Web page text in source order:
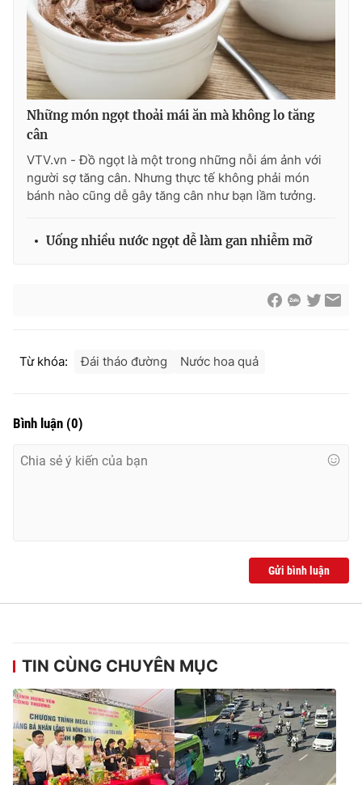
THỜI BÁO VTV
Theo dõi báo trên
Cơ quan chủ quản:Đài Truyền hình Việt Nam
Giấy phép hoạt động báo in và báo điện tử số 483/GP-BTTTT
Nguyễn Thị Mỹ Hạnh, Phạm Quốc Thắng,
Ðiện thoại Thời báo VTV:
024.66 897 897
Liên hệ quảng cáo:
thuận bằng văn bản. Ghi rõ nguồn VTV.vn khi phát hành lại
thông tin từ website này.
Những món ngọt thoải mái ăn mà không lo tăng
cân
VTV.vn - Đồ ngọt là một trong những nỗi ám ảnh với
người sợ tăng cân. Nhưng thực tế không phải món
bánh nào cũng dễ gây tăng cân như bạn lầm tưởng.
Uống nhiều nước ngọt dễ làm gan nhiễm mỡ
Từ khóa: Đái tháo đường Nước hoa quả
Bình luận (0)
Gửi bình luận
TIN CÙNG CHUYÊN MỤC